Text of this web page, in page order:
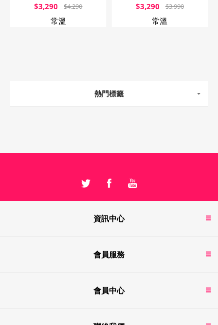
$3,290 $4,290
常溫
$3,290 $3,990
常溫
熱門標籤
資訊中心
會員服務
會員中心